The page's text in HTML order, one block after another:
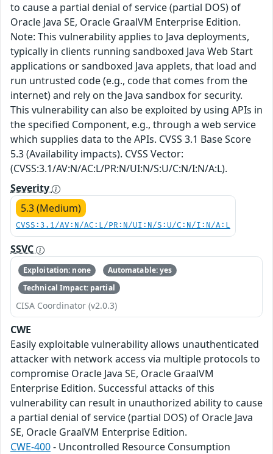
to cause a partial denial of service (partial DOS) of
Oracle Java SE, Oracle GraalVM Enterprise Edition.
Note: This vulnerability applies to Java deployments,
typically in clients running sandboxed Java Web Start
applications or sandboxed Java applets, that load and
run untrusted code (e.g., code that comes from the
internet) and rely on the Java sandbox for security.
This vulnerability can also be exploited by using APIs in
the specified Component, e.g., through a web service
which supplies data to the APIs. CVSS 3.1 Base Score
5.3 (Availability impacts). CVSS Vector:
(CVSS:3.1/AV:N/AC:L/PR:N/UI:N/S:U/C:N/I:N/A:L).
Severity
5.3 (Medium)
CVSS:3.1/AV:N/AC:L/PR:N/UI:N/S:U/C:N/I:N/A:L
SSVC
Exploitation: none
Automatable: yes
Technical Impact: partial
CISA Coordinator (v2.0.3)
CWE
Easily exploitable vulnerability allows unauthenticated
attacker with network access via multiple protocols to
compromise Oracle Java SE, Oracle GraalVM
Enterprise Edition. Successful attacks of this
vulnerability can result in unauthorized ability to cause
a partial denial of service (partial DOS) of Oracle Java
SE, Oracle GraalVM Enterprise Edition.
CWE-400- Uncontrolled Resource Consumption